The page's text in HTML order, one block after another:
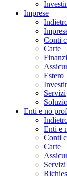
Imprese
Conti
Carte
Estero
Servizi
Enti e no
Enti e
Conti
Carte
Servizi